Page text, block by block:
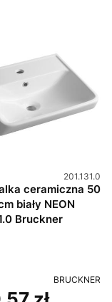
Kod
201.131.0
ceramiczna 50
biały NEON
Bruckner
PRODUCENT
BRUCKNER